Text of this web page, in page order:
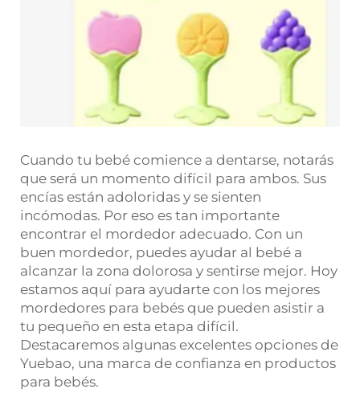
Cuando tu bebé comience a dentarse, notarás
que será un momento difícil para ambos. Sus
encías están adoloridas y se sienten
incómodas. Por eso es tan importante
encontrar el mordedor adecuado. Con un
buen mordedor, puedes ayudar al bebé a
alcanzar la zona dolorosa y sentirse mejor. Hoy
estamos aquí para ayudarte con los mejores
mordedores para bebés que pueden asistir a
tu pequeño en esta etapa difícil.
Destacaremos algunas excelentes opciones de
Yuebao, una marca de confianza en productos
para bebés.